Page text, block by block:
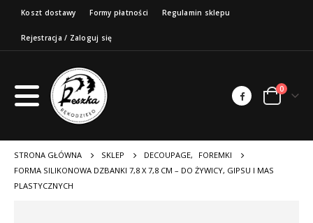
Koszt dostawy Formy płatności Regulamin sklepu
Rejestracja / Zaloguj się
0
STRONA GŁÓWNA SKLEP DECOUPAGE,
FOREMKI
FORMA SILIKONOWA DZBANKI 7,8 X 7,8 CM – DO ŻYWICY, GIPSU I MAS
PLASTYCZNYCH